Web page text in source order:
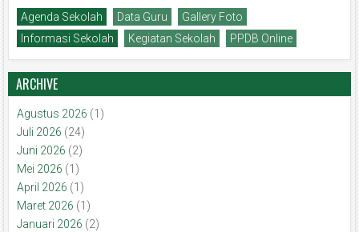
Agenda Sekolah Data Guru
Gallery Foto
Informasi Sekolah
Kegiatan Sekolah PPDB Online
ARCHIVE
Agustus 2026 (1)
Juli 2026 (24)
Juni 2026 (2)
Mei 2026 (1)
April 2026 (1)
Maret 2026 (1)
Januari 2026 (2)